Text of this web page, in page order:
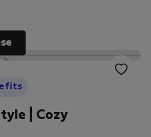
| Cozy